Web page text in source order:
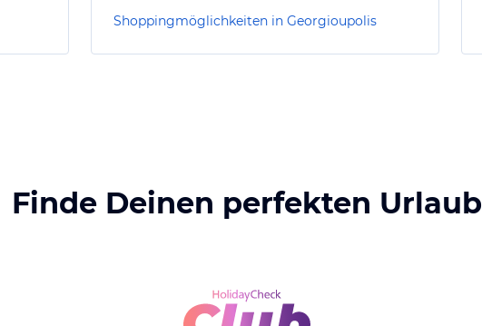
Shoppingmöglichkeiten in Georgioupolis
Finde Deinen perfekten Urlaub